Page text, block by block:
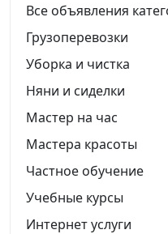
Все объявления
Грузоперевозки
Уборка и чистка
Няни и сиделки
Мастер на час
Мастера красоты
Частное обучение
Учебные курсы
Интернет услуги